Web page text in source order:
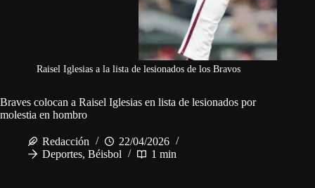
Raisel Iglesias a la lista de lesionados de los Bravos
Braves colocan a Raisel Iglesias en lista de lesionados por
molestia en hombro
Redacción
22/04/2026
Deportes, Béisbol 1 min